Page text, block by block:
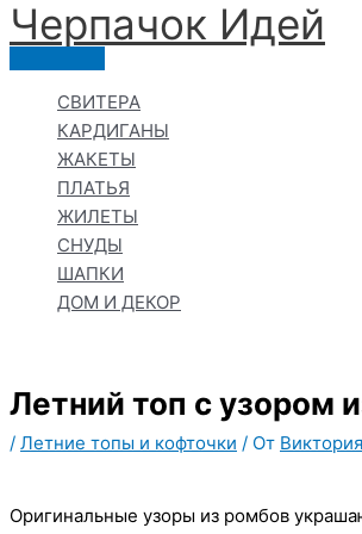
Перейти
к
Черпачoк Идей
Главное
СВИТЕРА
КАРДИГАНЫ
ЖАКЕТЫ
ПЛАТЬЯ
ЖИЛЕТЫ
СНУДЫ
ШАПКИ
ДОМ И ДЕКОР
Летний топ с узором
/ Летние топы и кофточки / От Виктория
Оригинальные узоры из ромбов